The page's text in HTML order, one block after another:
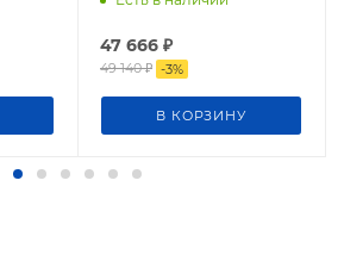
47 666 ₽
49 140₽ -3%
В КОРЗИНУ